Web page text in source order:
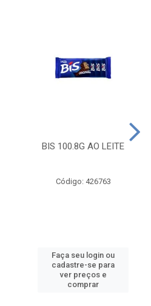
BIS 100.8G AO LEITE
Código: 426763
Faça seu login ou
cadastre-se para
ver preços e
comprar